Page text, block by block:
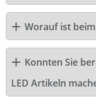
Worauf ist beim
Konnten Sie
LED Artikeln